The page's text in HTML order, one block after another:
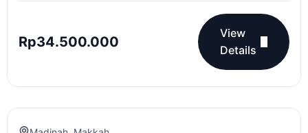
Rp34.500.000
View
Details